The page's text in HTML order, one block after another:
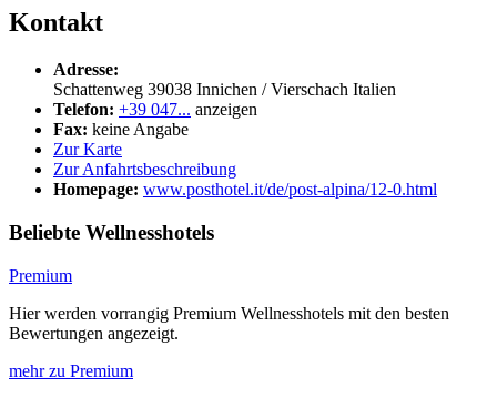
Kontakt
Adresse:
Schattenweg 39038 Innichen / Vierschach Italien
Telefon: +39 047... anzeigen
Fax: keine Angabe
Zur Karte
Zur Anfahrtsbeschreibung
Homepage: www.posthotel.it/de/post-alpina/12-0.html
Beliebte Wellnesshotels
Premium
Hier werden vorrangig Premium Wellnesshotels mit den besten
Bewertungen angezeigt.
mehr zu Premium